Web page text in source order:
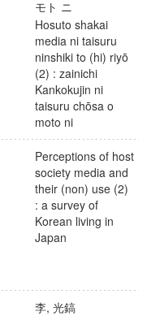
モト ニ
Hosuto shakai
media ni taisuru
ninshiki to (hi) riyō
(2) : zainichi
Kankokujin ni
taisuru chōsa o
moto ni
Perceptions of host
society media and
their (non) use (2)
: a survey of
Korean living in
Japan
李, 光鎬